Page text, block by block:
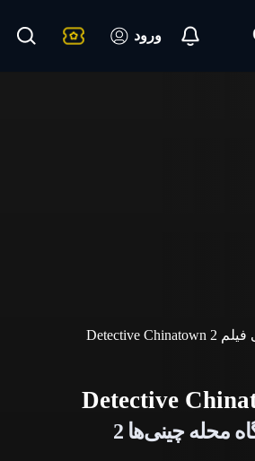
ورود
Detective
محله چینی‌ها 2